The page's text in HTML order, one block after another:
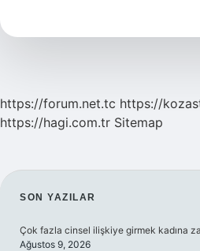
Kaç
https://forum.net.tc https://
https://hagi.com.tr Sitemap
SIDEBAR
SON YAZILAR
Çok fazla cinsel ilişkiye girmek kadına
Ağustos 9, 2026